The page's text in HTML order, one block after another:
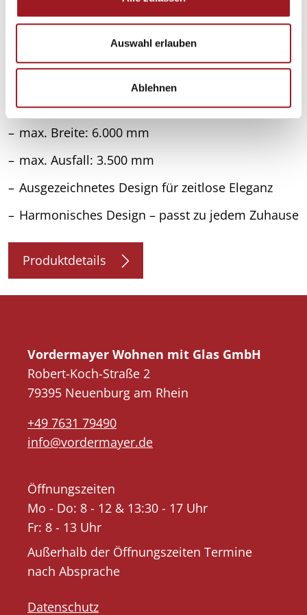
Auswahl erlauben
Ablehnen
max. Breite: 6.000 mm
max. Ausfall: 3.500 mm
Ausgezeichnetes Design für zeitlose Eleganz
Harmonisches Design – passt zu jedem Zuhause
Produktdetails
Vordermayer Wohnen mit Glas GmbH
Robert-Koch-Straße 2
79395 Neuenburg am Rhein
+49 7631 79490
info@vordermayer.de
Öffnungszeiten
Mo - Do: 8 - 12 & 13:30 - 17 Uhr
Fr: 8 - 13 Uhr
Außerhalb der Öffnungszeiten Termine
nach Absprache
Datenschutz